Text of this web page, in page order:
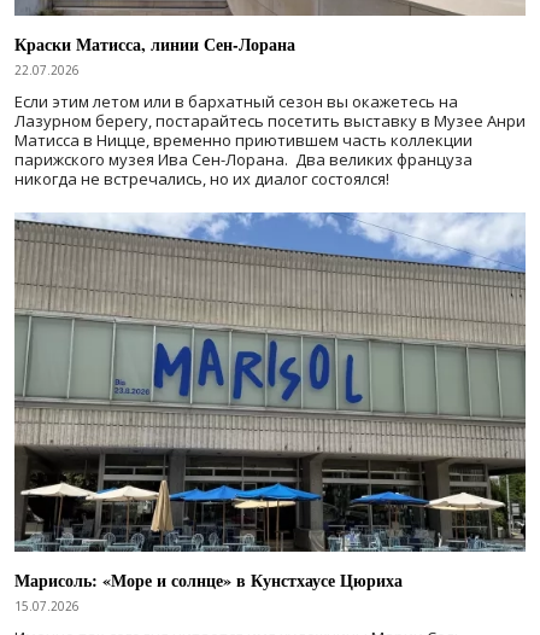
Краски Матисса, линии Сен-Лорана
22.07.2026
Если этим летом или в бархатный сезон вы окажетесь на
Лазурном берегу, постарайтесь посетить выставку в Музее Анри
Матисса в Ницце, временно приютившем часть коллекции
парижского музея Ива Сен-Лорана. Два великих француза
никогда не встречались, но их диалог состоялся!
Марисоль: «Море и солнце» в Кунстхаусе Цюриха
15.07.2026